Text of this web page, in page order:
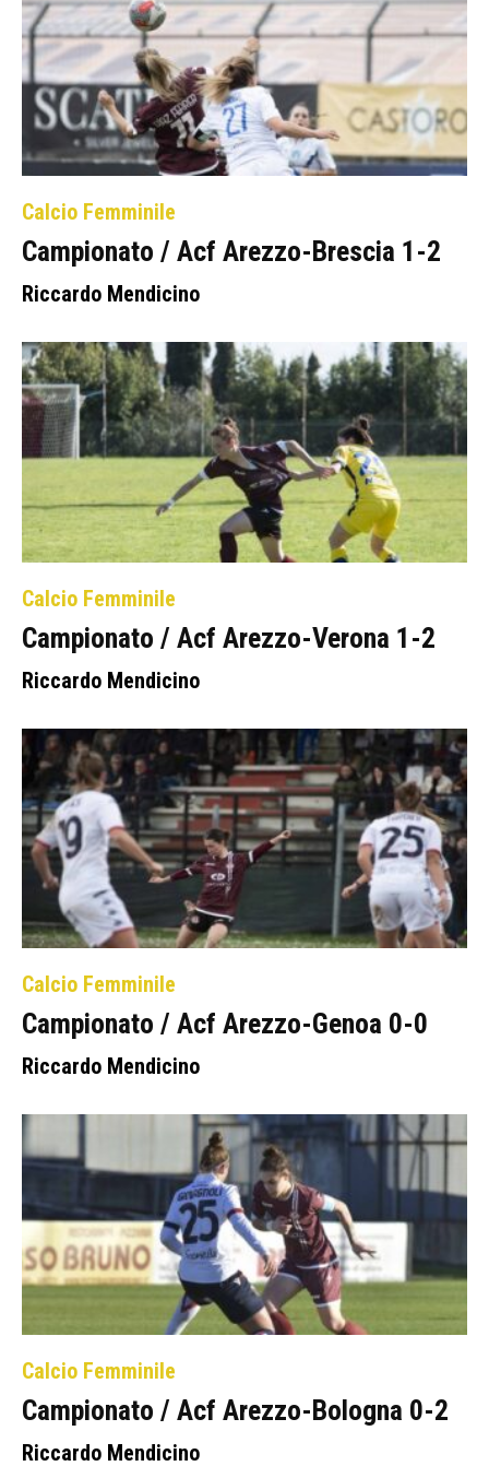
Calcio Femminile
Campionato / Acf Arezzo-Brescia 1-2
Riccardo Mendicino
Calcio Femminile
Campionato / Acf Arezzo-Verona 1-2
Riccardo Mendicino
Calcio Femminile
Campionato / Acf Arezzo-Genoa 0-0
Riccardo Mendicino
Calcio Femminile
Campionato / Acf Arezzo-Bologna 0-2
Riccardo Mendicino